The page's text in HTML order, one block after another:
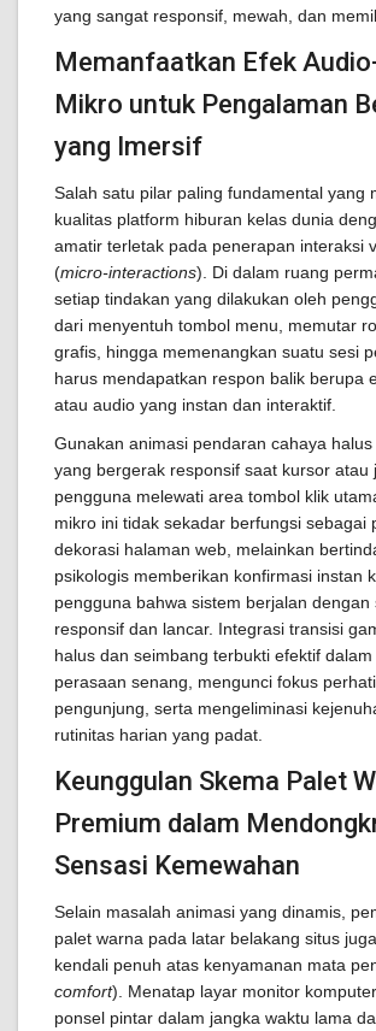
yang sangat responsif, mewah, dan
Memanfaatkan Efek
Mikro untuk Pengalaman
yang Imersif
Salah satu pilar paling fundamental yang
kualitas platform hiburan kelas dunia
amatir terletak pada penerapan interaksi
(micro-interactions). Di dalam ruang
setiap tindakan yang dilakukan oleh
dari menyentuh tombol menu, memutar
grafis, hingga memenangkan suatu sesi
harus mendapatkan respon balik berupa
atau audio yang instan dan interaktif.
Gunakan animasi pendaran cahaya halus
yang bergerak responsif saat kursor atau
pengguna melewati area tombol klik
mikro ini tidak sekadar berfungsi sebagai
dekorasi halaman web, melainkan
psikologis memberikan konfirmasi instan
pengguna bahwa sistem berjalan dengan
responsif dan lancar. Integrasi transisi
halus dan seimbang terbukti efektif dalam
perasaan senang, mengunci fokus
pengunjung, serta mengeliminasi
rutinitas harian yang padat.
Keunggulan Skema Palet
Premium dalam
Sensasi Kemewahan
Selain masalah animasi yang dinamis,
palet warna pada latar belakang situs
kendali penuh atas kenyamanan mata
comfort). Menatap layar monitor
ponsel pintar dalam jangka waktu lama